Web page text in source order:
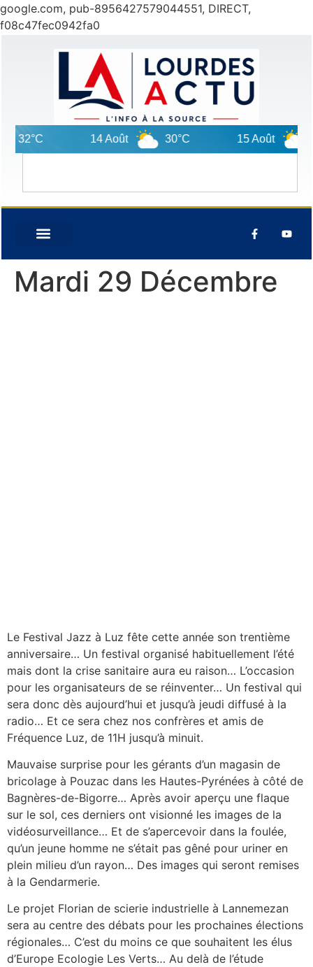
google.com, pub-8956427579044551, DIRECT,
f08c47fec0942fa0
32°C 14 Août 30°C 15 Août
Mardi 29 Décembre
Le Festival Jazz à Luz fête cette année son trentième
anniversaire… Un festival organisé habituellement l’été
mais dont la crise sanitaire aura eu raison… L’occasion
pour les organisateurs de se réinventer… Un festival qui
sera donc dès aujourd’hui et jusqu’à jeudi diffusé à la
radio… Et ce sera chez nos confrères et amis de
Fréquence Luz, de 11H jusqu’à minuit.
Mauvaise surprise pour les gérants d’un magasin de
bricolage à Pouzac dans les Hautes-Pyrénées à côté de
Bagnères-de-Bigorre… Après avoir aperçu une flaque
sur le sol, ces derniers ont visionné les images de la
vidéosurveillance… Et de s’apercevoir dans la foulée,
qu’un jeune homme ne s’était pas gêné pour uriner en
plein milieu d’un rayon… Des images qui seront remises
à la Gendarmerie.
Le projet Florian de scierie industrielle à Lannemezan
sera au centre des débats pour les prochaines élections
régionales… C’est du moins ce que souhaitent les élus
d’Europe Ecologie Les Verts… Au delà de l’étude